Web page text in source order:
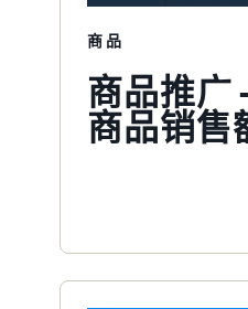
商品
商品推广
商品销售